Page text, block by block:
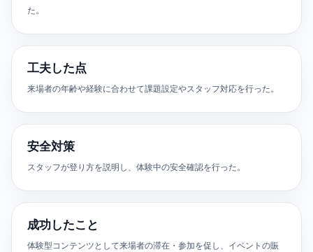
た。
工夫した点
来場者の年齢や経験に合わせて課題設定やスタッフ対応を行った。
安全対策
スタッフが登り方を説明し、体験中の安全確認を行った。
成功したこと
体験型コンテンツとして来場者の滞在・参加を促し、イベントの賑